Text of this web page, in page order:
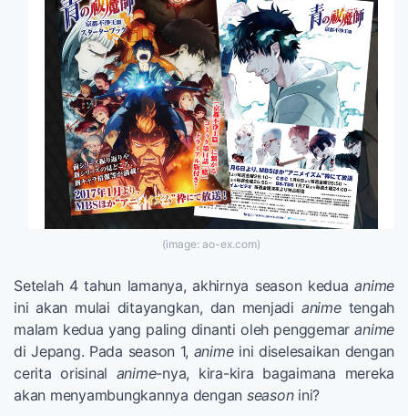
(image: ao-ex.com)
Setelah 4 tahun lamanya, akhirnya season keduaanime
ini akan mulai ditayangkan, dan menjadi animetengah
malam kedua yang paling dinanti oleh penggemaranime
di Jepang. Pada season 1, animeini diselesaikan dengan
cerita orisinal anime-nya, kira-kira bagaimana mereka
akan menyambungkannya dengan seasonini?